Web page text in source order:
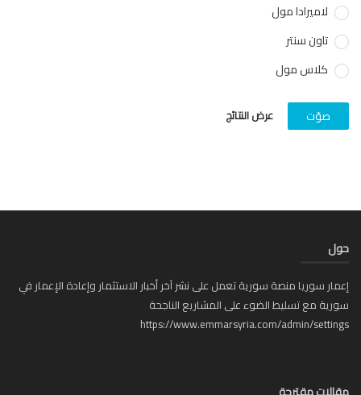
لاميرادا مول
تاون سنتر
كلاس مول
عرض النتائج
سوريا منصة سورية تعمل على نشر آخر أخبار الاستثمار وإعادة الإعمار في
مع تسليط الضوء على المشاريع الناجحة
https://www.emmarsyria.com/admin/